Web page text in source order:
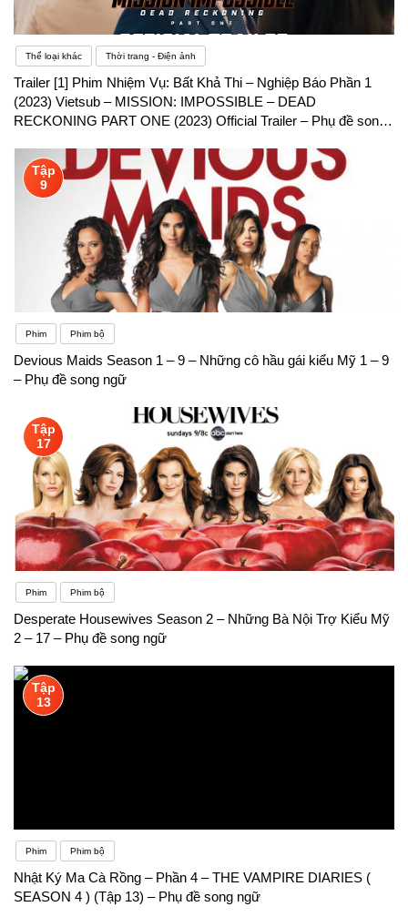
Thể loại khác Thời trang - Điện ảnh
Trailer [1] Phim Nhiệm Vụ: Bất Khả Thi – Nghiệp Báo Phần 1
(2023) Vietsub – MISSION: IMPOSSIBLE – DEAD
RECKONING PART ONE (2023) Official Trailer – Phụ đề song
Tập
9
Phim Phim bộ
Devious Maids Season 1 – 9 – Những cô hầu gái kiểu Mỹ 1 – 9
– Phụ đề song ngữ
Tập
17
Phim Phim bộ
Desperate Housewives Season 2 – Những Bà Nội Trợ Kiểu Mỹ
2 – 17 – Phụ đề song ngữ
Tập
13
Phim Phim bộ
Nhật Ký Ma Cà Rồng – Phần 4 – THE VAMPIRE DIARIES (
SEASON 4 ) (Tập 13) – Phụ đề song ngữ